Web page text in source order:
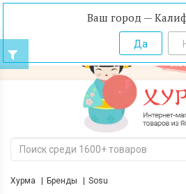
Ваш город —
Хурма Бренды Sosu